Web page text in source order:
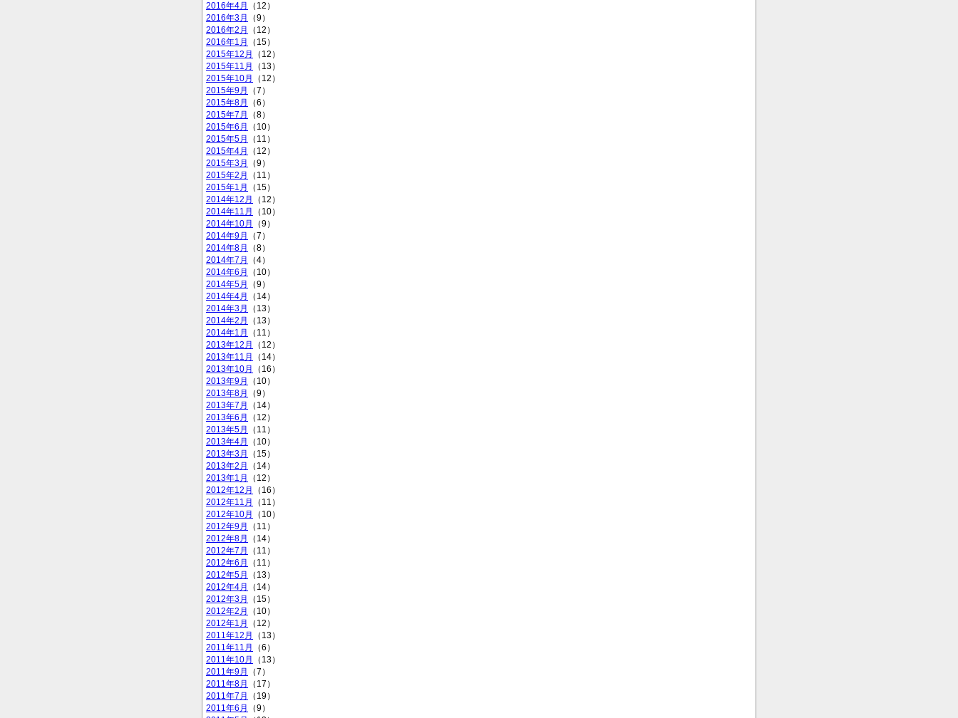
2016年4月
（12）
2016年3月
（9）
2016年2月
（12）
2016年1月
（15）
2015年12月
（12）
2015年11月
（13）
2015年10月
（12）
2015年9月
（7）
2015年8月
（6）
2015年7月
（8）
2015年6月
（10）
2015年5月
（11）
2015年4月
（12）
2015年3月
（9）
2015年2月
（11）
2015年1月
（15）
2014年12月
（12）
2014年11月
（10）
2014年10月
（9）
2014年9月
（7）
2014年8月
（8）
2014年7月
（4）
2014年6月
（10）
2014年5月
（9）
2014年4月
（14）
2014年3月
（13）
2014年2月
（13）
2014年1月
（11）
2013年12月
（12）
2013年11月
（14）
2013年10月
（16）
2013年9月
（10）
2013年8月
（9）
2013年7月
（14）
2013年6月
（12）
2013年5月
（11）
2013年4月
（10）
2013年3月
（15）
2013年2月
（14）
2013年1月
（12）
2012年12月
（16）
2012年11月
（11）
2012年10月
（10）
2012年9月
（11）
2012年8月
（14）
2012年7月
（11）
2012年6月
（11）
2012年5月
（13）
2012年4月
（14）
2012年3月
（15）
2012年2月
（10）
2012年1月
（12）
2011年12月
（13）
2011年11月
（6）
2011年10月
（13）
2011年9月
（7）
2011年8月
（17）
2011年7月
（19）
2011年6月
（9）